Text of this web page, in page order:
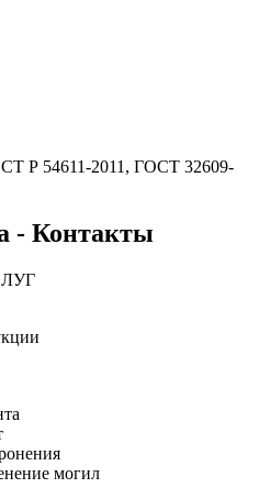
Р 54611-2011, ГОСТ 32609-
- Контакты
могил